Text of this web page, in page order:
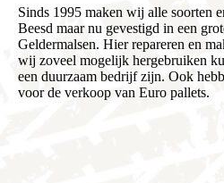
Sinds 1995 maken wij alle soorten
Beesd maar nu gevestigd in een
Geldermalsen. Hier repareren en
wij zoveel mogelijk hergebruiken
een duurzaam bedrijf zijn. Ook
voor de verkoop van Euro pallets.